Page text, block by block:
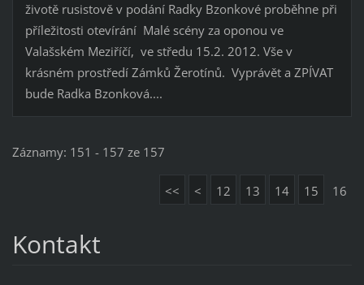
životě rusistově v podání Radky Bzonkové proběhne při
příležitosti otevírání Malé scény za oponou ve
Valašském Meziříčí, ve středu 15.2. 2012. Vše v
krásném prostředí Zámků Žerotínů. Vyprávět a ZPÍVAT
bude Radka Bzonková....
Záznamy: 151 - 157 ze 157
<< < 12 13 14 15 16
Kontakt